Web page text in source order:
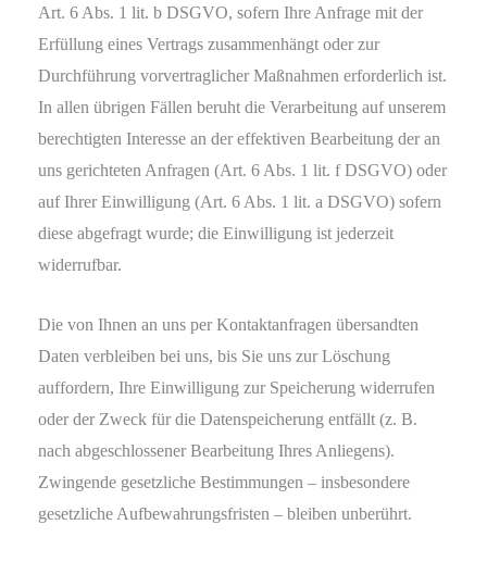
Art. 6 Abs. 1 lit. b DSGVO, sofern Ihre Anfrage mit der
Erfüllung eines Vertrags zusammenhängt oder zur
Durchführung vorvertraglicher Maßnahmen erforderlich ist.
In allen übrigen Fällen beruht die Verarbeitung auf unserem
berechtigten Interesse an der effektiven Bearbeitung der an
uns gerichteten Anfragen (Art. 6 Abs. 1 lit. f DSGVO) oder
auf Ihrer Einwilligung (Art. 6 Abs. 1 lit. a DSGVO) sofern
diese abgefragt wurde; die Einwilligung ist jederzeit
widerrufbar.
Die von Ihnen an uns per Kontaktanfragen übersandten
Daten verbleiben bei uns, bis Sie uns zur Löschung
auffordern, Ihre Einwilligung zur Speicherung widerrufen
oder der Zweck für die Datenspeicherung entfällt (z. B.
nach abgeschlossener Bearbeitung Ihres Anliegens).
Zwingende gesetzliche Bestimmungen – insbesondere
gesetzliche Aufbewahrungsfristen – bleiben unberührt.